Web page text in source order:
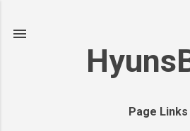
Page Links